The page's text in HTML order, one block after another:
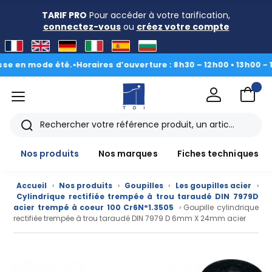
TARIF PRO Pour accéder à votre tarification,
connectez-vousou créez votre compte
mode été.•Horaires d’ouverture : 8h30 – 12h00 • 13h00 - 16h30|
menu
Rechercher
Nos produits
Nos marques Fiches techniques
Accueil › Nos produits › Goupilles › Les goupilles acier
›
Cylindrique rectifiée trempée à trou taraudé DIN 7979D
acier trempé à coeur 100 Cr6N°1.3505
› Goupille cylindrique
rectifiée trempée à trou taraudé DIN 7979 D 6mm X 24mm acier